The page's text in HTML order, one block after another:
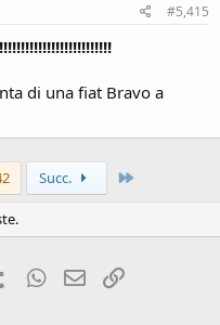
#5,415
di una fiat Bravo a
Succ.
TumblrWhatsApp
Email